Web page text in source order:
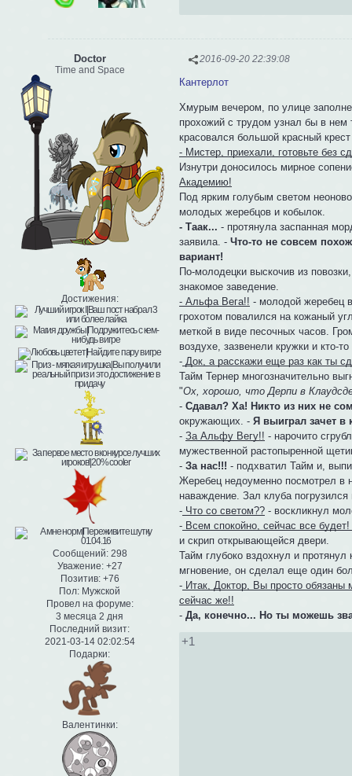
2016-09-20 22:39:08
Doctor
Time and Space
Достижения:
Сообщений:298
Уважение: +27
Позитив: +76
Пол: Мужской
Провел на форуме:
3 месяца 2 дня
Последний визит:
2021-03-14 02:02:54
Подарки:
Валентинки:
Кантерлот
Хмурым вечером, по улице
прохожий с трудом узнал бы в нем
красовался большой красный
- Мистер, приехали, готовьте без
Изнутри доносилось мирное
Академию!
Под ярким голубым светом
молодых жеребцов и кобылок.
- Таак...- протянула заспанная
заявила. - Что-то не совсем
вариант!
По-молодецки выскочив из
знакомое заведение.
- Альфа Вега!! - молодой жеребец
грохотом повалился на кожаный
меткой в виде песочных часов.
воздухе, зазвенели кружки и кто-
- Док, а расскажи еще раз как ты
Тайм Тернер многозначительно
"Ох, хорошо, что Дерпи в
-Сдавал? Ха! Никто из них не
окружающих. -Я выиграл зачет в
-За Альфу Вегу!! - нарочито
мужественной растопыренной
- За нас!!!- подхватил Тайм и,
Жеребец недоуменно посмотрел в
наваждение. Зал клуба
- Что со светом?? - воскликнул
- Всем спокойно, сейчас все
и скрип открывающейся двери.
Тайм глубоко вздохнул и
мгновение, он сделал еще один
- Итак, Доктор, Вы просто обязаны
сейчас же!!
-Да, конечно... Но ты можешь
+1